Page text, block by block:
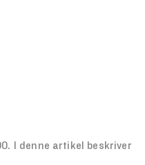
I denne artikel beskriver